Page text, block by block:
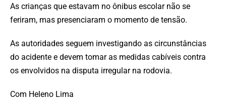
As crianças que estavam no ônibus escolar não se
feriram, mas presenciaram o momento de tensão.
As autoridades seguem investigando as circunstâncias
do acidente e devem tomar as medidas cabíveis contra
os envolvidos na disputa irregular na rodovia.
Com Heleno Lima